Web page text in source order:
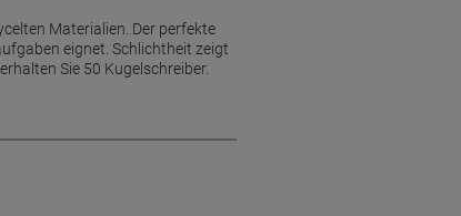
Materialien. Der perfekte
eignet. Schlichtheit zeigt
Sie 50 Kugelschreiber.